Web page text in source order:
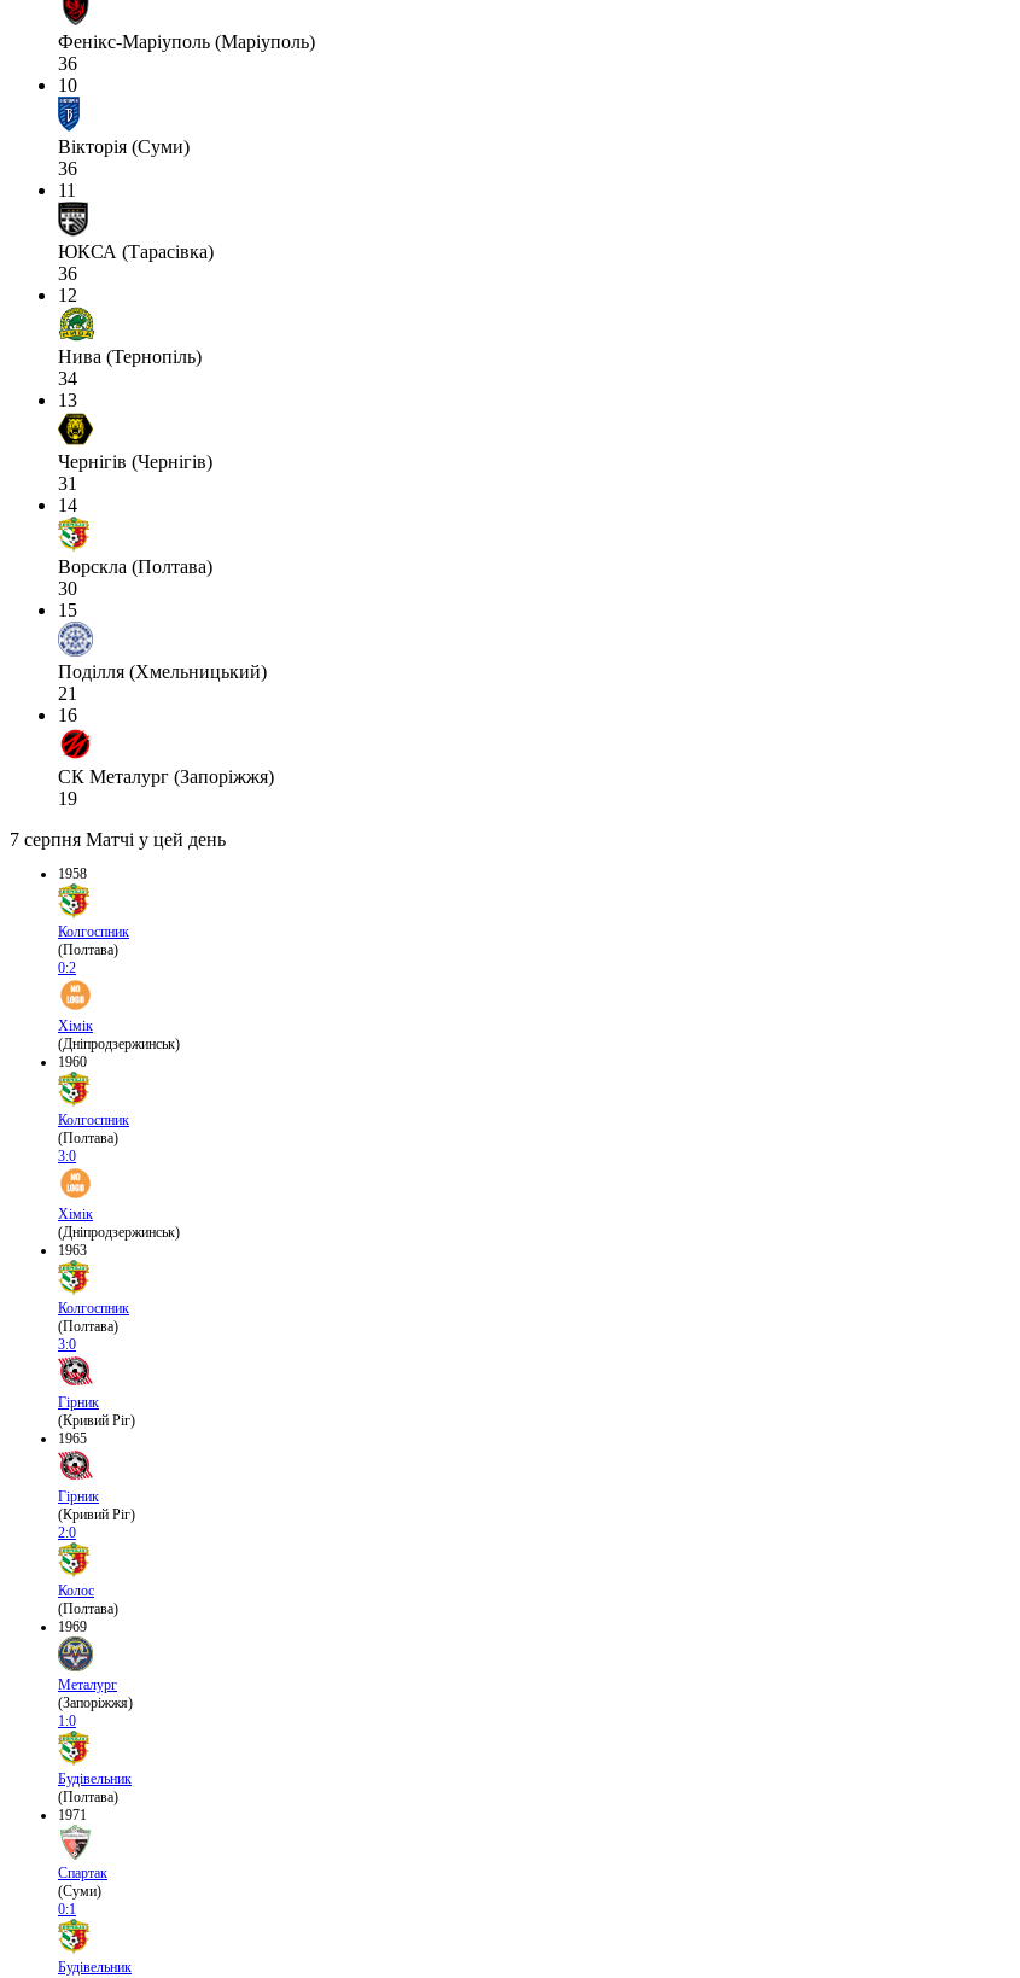
Фенікс-Маріуполь (Маріуполь)
36
10
Вікторія (Суми)
36
11
ЮКСА (Тарасівка)
36
12
Нива (Тернопіль)
34
13
Чернігів (Чернігів)
31
14
Ворскла (Полтава)
30
15
Поділля (Хмельницький)
21
16
СК Металург (Запоріжжя)
19
7 серпня Матчі у цей день
1958
Колгоспник
(Полтава)
0:2
Хімік
(Дніпродзержинськ)
1960
Колгоспник
(Полтава)
3:0
Хімік
(Дніпродзержинськ)
1963
Колгоспник
(Полтава)
3:0
Гірник
(Кривий Ріг)
1965
Гірник
(Кривий Ріг)
2:0
Колос
(Полтава)
1969
Металург
(Запоріжжя)
1:0
Будівельник
(Полтава)
1971
Спартак
(Суми)
0:1
Будівельник